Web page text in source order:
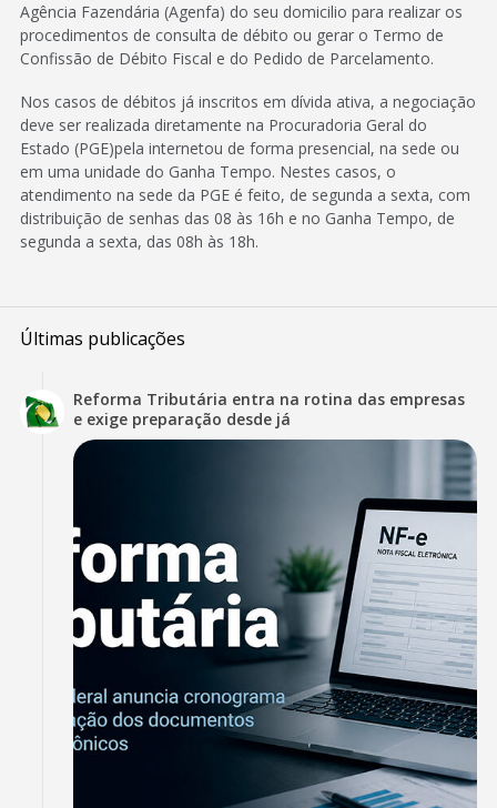
Agência Fazendária (Agenfa) do seu domicilio para realizar os
procedimentos de consulta de débito ou gerar o Termo de
Confissão de Débito Fiscal e do Pedido de Parcelamento.
Nos casos de débitos já inscritos em dívida ativa, a negociação
deve ser realizada diretamente na Procuradoria Geral do
Estado (PGE)pela internetou de forma presencial, na sede ou
em uma unidade do Ganha Tempo. Nestes casos, o
atendimento na sede da PGE é feito, de segunda a sexta, com
distribuição de senhas das 08 às 16h e no Ganha Tempo, de
segunda a sexta, das 08h às 18h.
Últimas publicações
Reforma Tributária entra na rotina das empresas
e exige preparação desde já